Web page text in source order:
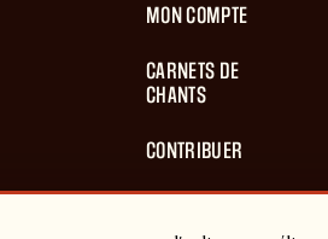
MON COMPTE
CARNETS DE
CHANTS
CONTRIBUER